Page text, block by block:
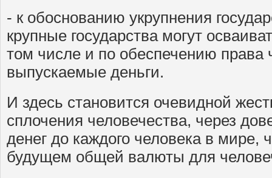
- к обоснованию укрупнения
крупные государства могут
том числе и по обеспечению права
выпускаемые деньги.
И здесь становится очевидной
сплочения человечества, через
денег до каждого человека в мире,
будущем общей валюты для